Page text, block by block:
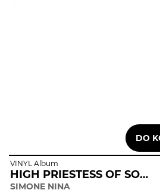
VINYL Album
HIGH PRIESTESS OF SOUL
SIMONE NINA